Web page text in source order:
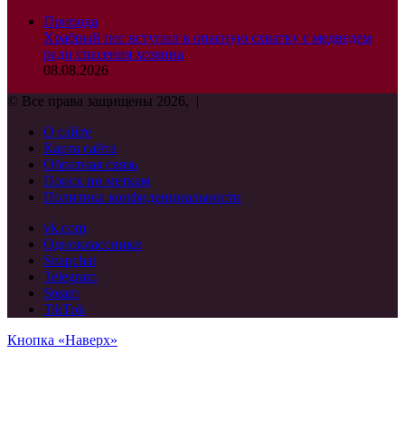
Природа
Храбрый пес вступил в опасную схватку с медведем
ради спасения хозяина
08.08.2026
© Все права защищены 2026, |
О сайте
Карта сайта
Обратная связь
Поиск по меткам
Политика конфиденциальности
vk.com
Одноклассники
Snapchat
Telegram
Steam
TikTok
Кнопка «Наверх»